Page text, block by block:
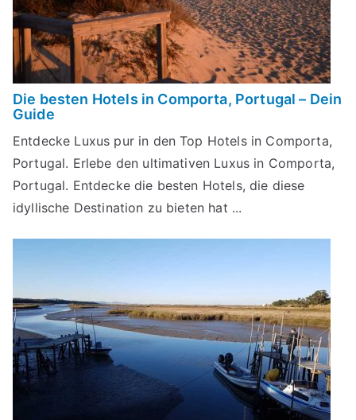
Die besten Hotels in Comporta, Portugal – Dein
Guide
Entdecke Luxus pur in den Top Hotels in Comporta,
Portugal. Erlebe den ultimativen Luxus in Comporta,
Portugal. Entdecke die besten Hotels, die diese
idyllische Destination zu bieten hat ...